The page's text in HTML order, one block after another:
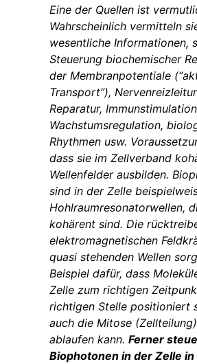
Eine der Quellen ist
Wahrscheinlich vermitteln
wesentliche Informationen,
Steuerung biochemischer
der Membranpotentiale
Transport”),
Reparatur,
Wachstumsregulation,
Rhythmen usw.
dass sie im Zellverband
Wellenfelder ausbilden.
sind in der Zelle
Hohlraumresonatorwellen,
kohärent sind. Die
elektromagnetischen
quasi stehenden Wellen
Beispiel dafür, dass
Zelle zum richtigen
richtigen Stelle positioniert
auch die Mitose
ablaufen kann. Ferner
Biophotonen in der Zelle in